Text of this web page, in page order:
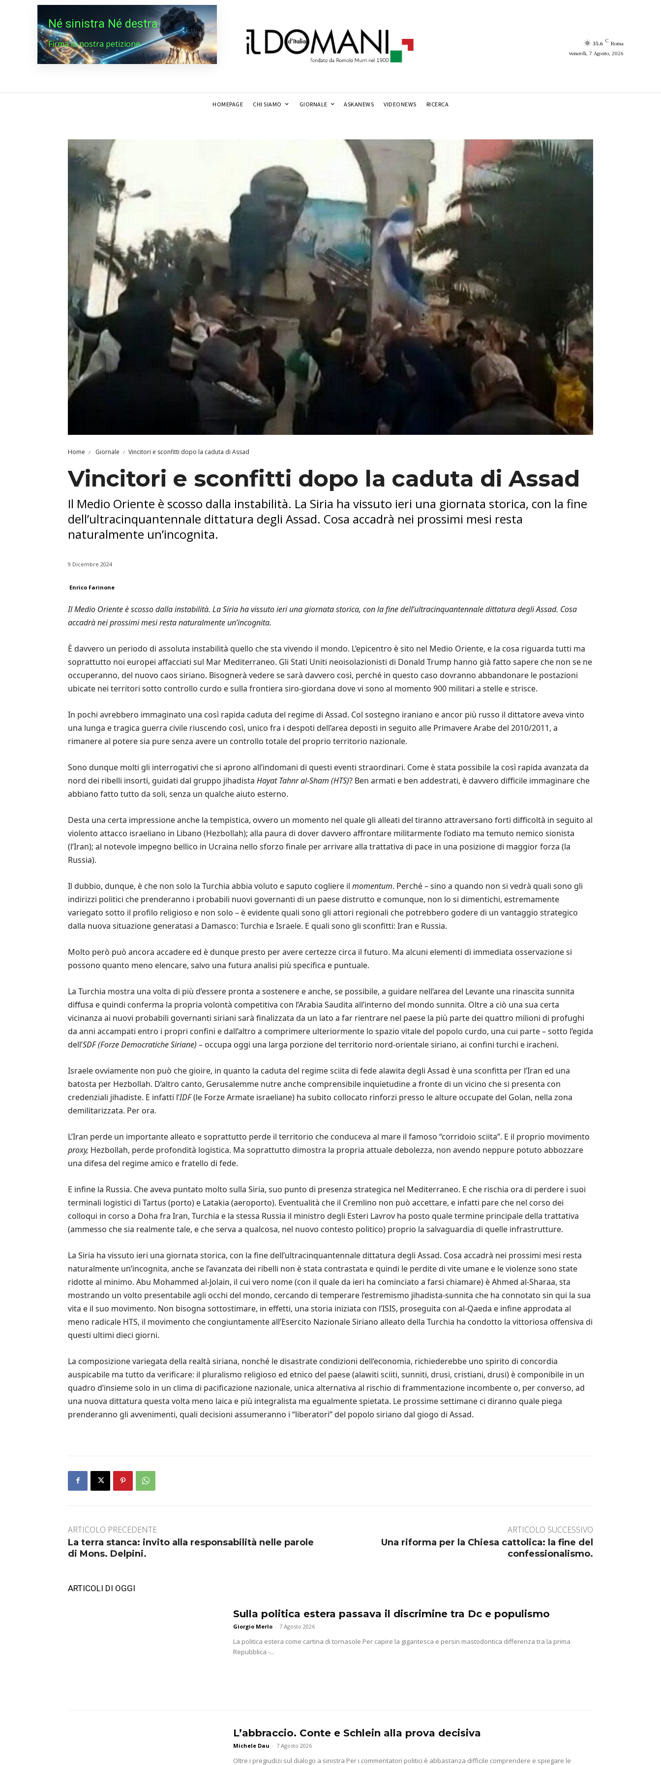
Né sinistra Né destra
Firma la nostra petizione
Firma
35.6 C Roma
venerdì, 7 Agosto, 2026
HOMEPAGE CHI SIAMO GIORNALE ASKANEWS VIDEONEWS RICERCA
Home Giornale Vincitori e sconfitti dopo la caduta di Assad
Vincitori e sconfitti dopo la caduta di Assad
Il Medio Oriente è scosso dalla instabilità. La Siria ha vissuto ieri una giornata storica, con la fine
dell’ultracinquantennale dittatura degli Assad. Cosa accadrà nei prossimi mesi resta
naturalmente un’incognita.
9 Dicembre 2024
Enrico Farinone
Il Medio Oriente è scosso dalla instabilità. La Siria ha vissuto ieri una giornata storica, con la fine dell’ultracinquantennale dittatura degli Assad. Cosa
accadrà nei prossimi mesi resta naturalmente un’incognita.
È davvero un periodo di assoluta instabilità quello che sta vivendo il mondo. L’epicentro è sito nel Medio Oriente, e la cosa riguarda tutti ma
soprattutto noi europei affacciati sul Mar Mediterraneo. Gli Stati Uniti neoisolazionisti di Donald Trump hanno già fatto sapere che non se ne
occuperanno, del nuovo caos siriano. Bisognerà vedere se sarà davvero così, perché in questo caso dovranno abbandonare le postazioni
ubicate nei territori sotto controllo curdo e sulla frontiera siro-giordana dove vi sono al momento 900 militari a stelle e strisce.
In pochi avrebbero immaginato una così rapida caduta del regime di Assad. Col sostegno iraniano e ancor più russo il dittatore aveva vinto
una lunga e tragica guerra civile riuscendo così, unico fra i despoti dell’area deposti in seguito alle Primavere Arabe del 2010/2011, a
rimanere al potere sia pure senza avere un controllo totale del proprio territorio nazionale.
Sono dunque molti gli interrogativi che si aprono all’indomani di questi eventi straordinari. Come è stata possibile la così rapida avanzata da
nord dei ribelli insorti, guidati dal gruppo jihadista Hayat Tahnr al-Sham (HTS)? Ben armati e ben addestrati, è davvero difficile immaginare che
abbiano fatto tutto da soli, senza un qualche aiuto esterno.
Desta una certa impressione anche la tempistica, ovvero un momento nel quale gli alleati del tiranno attraversano forti difficoltà in seguito al
violento attacco israeliano in Libano (Hezbollah); alla paura di dover davvero affrontare militarmente l’odiato ma temuto nemico sionista
(l’Iran); al notevole impegno bellico in Ucraina nello sforzo finale per arrivare alla trattativa di pace in una posizione di maggior forza (la
Russia).
Il dubbio, dunque, è che non solo la Turchia abbia voluto e saputo cogliere il momentum. Perché – sino a quando non si vedrà quali sono gli
indirizzi politici che prenderanno i probabili nuovi governanti di un paese distrutto e comunque, non lo si dimentichi, estremamente
variegato sotto il profilo religioso e non solo – è evidente quali sono gli attori regionali che potrebbero godere di un vantaggio strategico
dalla nuova situazione generatasi a Damasco: Turchia e Israele. E quali sono gli sconfitti: Iran e Russia.
Molto però può ancora accadere ed è dunque presto per avere certezze circa il futuro. Ma alcuni elementi di immediata osservazione si
possono quanto meno elencare, salvo una futura analisi più specifica e puntuale.
La Turchia mostra una volta di più d’essere pronta a sostenere e anche, se possibile, a guidare nell’area del Levante una rinascita sunnita
diffusa e quindi conferma la propria volontà competitiva con l’Arabia Saudita all’interno del mondo sunnita. Oltre a ciò una sua certa
vicinanza ai nuovi probabili governanti siriani sarà finalizzata da un lato a far rientrare nel paese la più parte dei quattro milioni di profughi
da anni accampati entro i propri confini e dall’altro a comprimere ulteriormente lo spazio vitale del popolo curdo, una cui parte – sotto l’egida
dell’SDF (Forze Democratiche Siriane) – occupa oggi una larga porzione del territorio nord-orientale siriano, ai confini turchi e iracheni.
Israele ovviamente non può che gioire, in quanto la caduta del regime sciita di fede alawita degli Assad è una sconfitta per l’Iran ed una
batosta per Hezbollah. D’altro canto, Gerusalemme nutre anche comprensibile inquietudine a fronte di un vicino che si presenta con
credenziali jihadiste. E infatti l’IDF(le Forze Armate israeliane) ha subito collocato rinforzi presso le alture occupate del Golan, nella zona
demilitarizzata. Per ora.
L’Iran perde un importante alleato e soprattutto perde il territorio che conduceva al mare il famoso “corridoio sciita”. E il proprio movimento
proxy, Hezbollah, perde profondità logistica. Ma soprattutto dimostra la propria attuale debolezza, non avendo neppure potuto abbozzare
una difesa del regime amico e fratello di fede.
E infine la Russia. Che aveva puntato molto sulla Siria, suo punto di presenza strategica nel Mediterraneo. E che rischia ora di perdere i suoi
terminali logistici di Tartus (porto) e Latakia (aeroporto). Eventualità che il Cremlino non può accettare, e infatti pare che nel corso dei
colloqui in corso a Doha fra Iran, Turchia e la stessa Russia il ministro degli Esteri Lavrov ha posto quale termine principale della trattativa
(ammesso che sia realmente tale, e che serva a qualcosa, nel nuovo contesto politico) proprio la salvaguardia di quelle infrastrutture.
La Siria ha vissuto ieri una giornata storica, con la fine dell’ultracinquantennale dittatura degli Assad. Cosa accadrà nei prossimi mesi resta
naturalmente un’incognita, anche se l’avanzata dei ribelli non è stata contrastata e quindi le perdite di vite umane e le violenze sono state
ridotte al minimo. Abu Mohammed al-Jolain, il cui vero nome (con il quale da ieri ha cominciato a farsi chiamare) è Ahmed al-Sharaa, sta
mostrando un volto presentabile agli occhi del mondo, cercando di temperare l’estremismo jihadista-sunnita che ha connotato sin qui la sua
vita e il suo movimento. Non bisogna sottostimare, in effetti, una storia iniziata con l’ISIS, proseguita con al-Qaeda e infine approdata al
meno radicale HTS, il movimento che congiuntamente all’Esercito Nazionale Siriano alleato della Turchia ha condotto la vittoriosa offensiva di
questi ultimi dieci giorni.
La composizione variegata della realtà siriana, nonché le disastrate condizioni dell’economia, richiederebbe uno spirito di concordia
auspicabile ma tutto da verificare: il pluralismo religioso ed etnico del paese (alawiti sciiti, sunniti, drusi, cristiani, drusi) è componibile in un
quadro d’insieme solo in un clima di pacificazione nazionale, unica alternativa al rischio di frammentazione incombente o, per converso, ad
una nuova dittatura questa volta meno laica e più integralista ma egualmente spietata. Le prossime settimane ci diranno quale piega
prenderanno gli avvenimenti, quali decisioni assumeranno i “liberatori” del popolo siriano dal giogo di Assad.
ARTICOLO PRECEDENTE
La terra stanca: invito alla responsabilità nelle parole
di Mons. Delpini.
ARTICOLO SUCCESSIVO
Una riforma per la Chiesa cattolica: la fine del
confessionalismo.
ARTICOLI DI OGGI
Sulla politica estera passava il discrimine tra Dc e populismo
Giorgio Merlo - 7 Agosto 2026
La politica estera come cartina di tornasole Per capire la gigantesca e persin mastodontica differenza tra la prima
Repubblica -...
L’abbraccio. Conte e Schlein alla prova decisiva
Michele Dau - 7 Agosto 2026
Oltre i pregiudizi sul dialogo a sinistra Per i commentatori politici è abbastanza difficile comprendere e spiegare le